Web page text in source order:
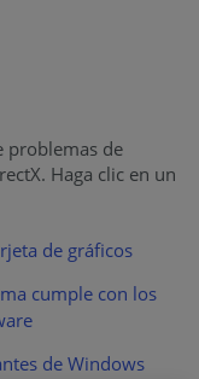
problemas de
Haga clic en un
de gráficos
cumple con los
de Windows